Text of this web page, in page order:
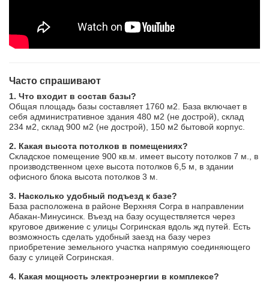
Часто спрашивают
1. Что входит в состав базы?
Общая площадь базы составляет 1760 м2. База включает в
себя административное здания 480 м2 (не дострой), склад
234 м2, склад 900 м2 (не дострой), 150 м2 бытовой корпус.
2. Какая высота потолков в помещениях?
Складское помещение 900 кв.м. имеет высоту потолков 7 м., в
производственном цехе высота потолков 6,5 м, в здании
офисного блока высота потолков 3 м.
3. Насколько удобный подъезд к базе?
База расположена в районе Верхняя Согра в направлении
Абакан-Минусинск. Въезд на базу осуществляется через
круговое движение с улицы Согринская вдоль жд путей. Есть
возможность сделать удобный заезд на базу через
приобретение земельного участка напрямую соединяющего
базу с улицей Согринская.
4. Какая мощность электроэнергии в комплексе?